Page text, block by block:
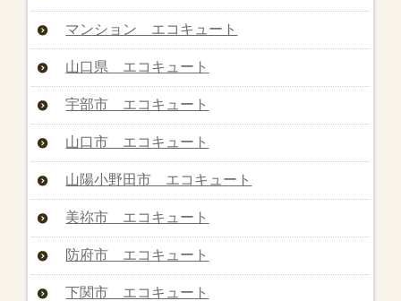
マンション エコキュート
山口県 エコキュート
宇部市 エコキュート
山口市 エコキュート
山陽小野田市 エコキュート
美祢市 エコキュート
防府市 エコキュート
下関市 エコキュート